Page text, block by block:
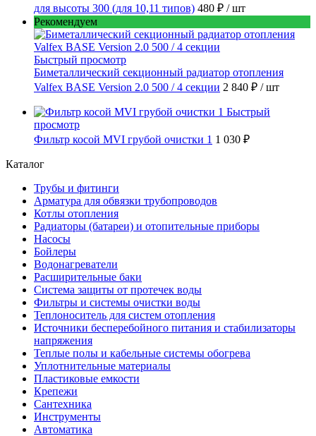
для высоты 300 (для 10,11 типов) 480 ₽ / шт
Рекомендуем
Быстрый просмотр
Биметаллический секционный радиатор отопления
Valfex BASE Version 2.0 500 / 4 секции 2 840 ₽ / шт
Быстрый
просмотр
Фильтр косой MVI грубой очистки 1 1 030 ₽
Каталог
Трубы и фитинги
Арматура для обвязки трубопроводов
Котлы отопления
Радиаторы (батареи) и отопительные приборы
Насосы
Бойлеры
Водонагреватели
Расширительные баки
Система защиты от протечек воды
Фильтры и системы очистки воды
Теплоноситель для систем отопления
Источники бесперебойного питания и стабилизаторы
напряжения
Теплые полы и кабельные системы обогрева
Уплотнительные материалы
Пластиковые емкости
Крепежи
Сантехника
Инструменты
Автоматика